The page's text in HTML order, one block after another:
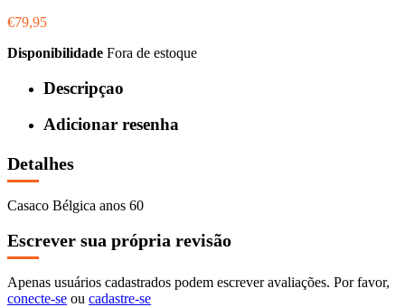
€79,95
Disponibilidade Fora de estoque
Descripçao
Adicionar resenha
Detalhes
Casaco Bélgica anos 60
Escrever sua própria revisão
Apenas usuários cadastrados podem escrever avaliações. Por favor,
conecte-se ou cadastre-se